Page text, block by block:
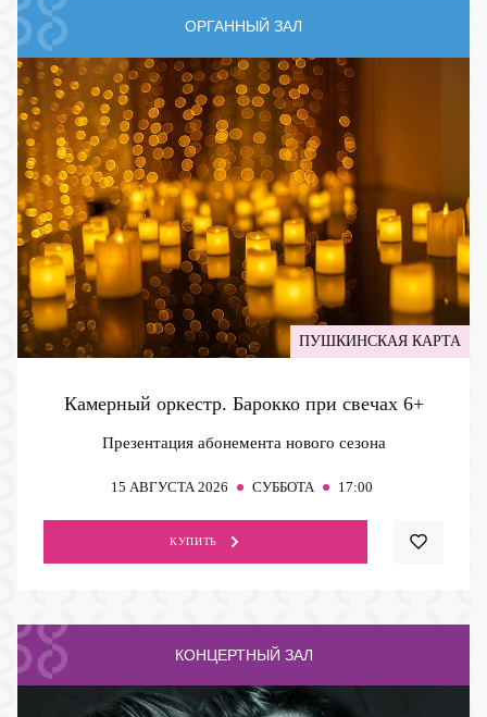
ОРГАННЫЙ ЗАЛ
ПУШКИНСКАЯ КАРТА
Камерный оркестр. Барокко при свечах 6+
Презентация абонемента нового сезона
15 АВГУСТА 2026 СУББОТА 17:00
КУПИТЬ
КОНЦЕРТНЫЙ ЗАЛ